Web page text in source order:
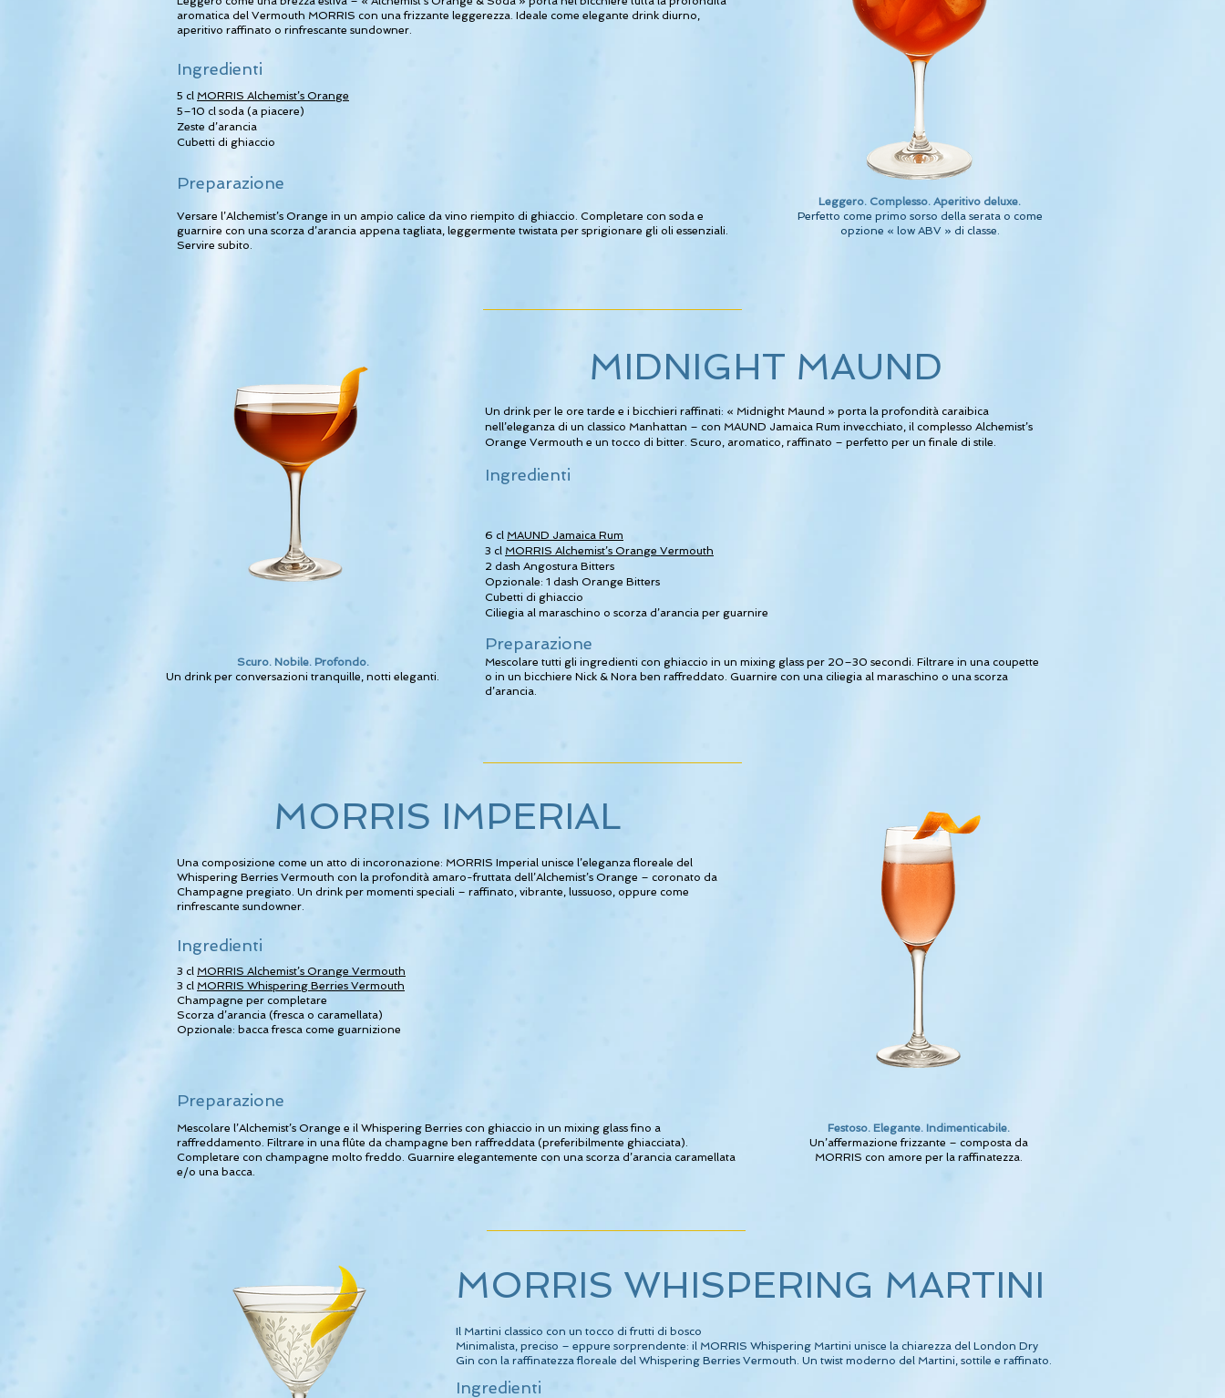
aromatica del Vermouth MORRIS con una frizzante leggerezza. Ideale come elegante drink diurno,
aperitivo raffinato o rinfrescante sundowner.
Ingredienti
5 cl MORRIS Alchemist’s Orange
5–10 cl soda (a piacere)
Zeste d’arancia
Cubetti di ghiaccio
Preparazione
Versare l’Alchemist’s Orange in un ampio calice da vino riempito di ghiaccio. Completare con soda e
guarnire con una scorza d’arancia appena tagliata, leggermente twistata per sprigionare gli oli essenziali.
Servire subito.
Leggero. Complesso. Aperitivo deluxe.
Perfetto come primo sorso della serata o come
opzione « low ABV » di classe.
MIDNIGHT MAUND
Un drink per le ore tarde e i bicchieri raffinati: « Midnight Maund » porta la profondità caraibica
nell’eleganza di un classico Manhattan – con MAUND Jamaica Rum invecchiato, il complesso Alchemist’s
Orange Vermouth e un tocco di bitter. Scuro, aromatico, raffinato – perfetto per un finale di stile.
Ingredienti
6 cl MAUND Jamaica Rum
3 cl MORRIS Alchemist’s Orange Vermouth
2 dash Angostura Bitters
Opzionale: 1 dash Orange Bitters
Cubetti di ghiaccio
Ciliegia al maraschino o scorza d’arancia per guarnire
Preparazione
Scuro. Nobile. Profondo.
Un drink per conversazioni tranquille, notti eleganti.
Mescolare tutti gli ingredienti con ghiaccio in un mixing glass per 20–30 secondi. Filtrare in una coupette
o in un bicchiere Nick & Nora ben raffreddato. Guarnire con una ciliegia al maraschino o una scorza
d’arancia.
MORRIS IMPERIAL
Una composizione come un atto di incoronazione: MORRIS Imperial unisce l’eleganza floreale del
Whispering Berries Vermouth con la profondità amaro-fruttata dell’Alchemist’s Orange – coronato da
Champagne pregiato. Un drink per momenti speciali – raffinato, vibrante, lussuoso, oppure come
rinfrescante sundowner.
Ingredienti
3 cl MORRIS Alchemist’s Orange Vermouth
3 cl MORRIS Whispering Berries Vermouth
Champagne per completare
Scorza d’arancia (fresca o caramellata)
Opzionale: bacca fresca come guarnizione
Preparazione
Mescolare l’Alchemist’s Orange e il Whispering Berries con ghiaccio in un mixing glass fino a
raffreddamento. Filtrare in una flûte da champagne ben raffreddata (preferibilmente ghiacciata).
Completare con champagne molto freddo. Guarnire elegantemente con una scorza d’arancia caramellata
e/o una bacca.
Festoso. Elegante. Indimenticabile.
Un’affermazione frizzante – composta da
MORRIS con amore per la raffinatezza.
MORRIS WHISPERING MARTINI
Il Martini classico con un tocco di frutti di bosco
Minimalista, preciso – eppure sorprendente: il MORRIS Whispering Martini unisce la chiarezza del London Dry
Gin con la raffinatezza floreale del Whispering Berries Vermouth. Un twist moderno del Martini, sottile e raffinato.
Ingredienti